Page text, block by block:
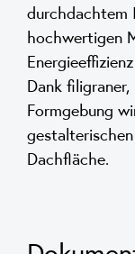
durchdachtem
hochwertigen
Dank
Formgebung
Dachfläche.